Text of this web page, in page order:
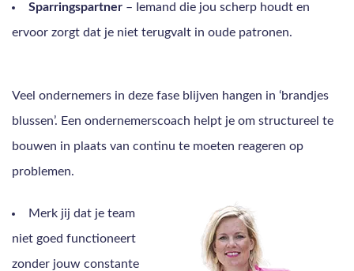
Sparringspartner – Iemand die jou scherp houdt en
ervoor zorgt dat je niet terugvalt in oude patronen.
Veel ondernemers in deze fase blijven hangen in ‘brandjes
blussen’. Een ondernemerscoach helpt je om structureel te
bouwen in plaats van continu te moeten reageren op
problemen.
Merk jij dat je team
niet goed functioneert
zonder jouw constante